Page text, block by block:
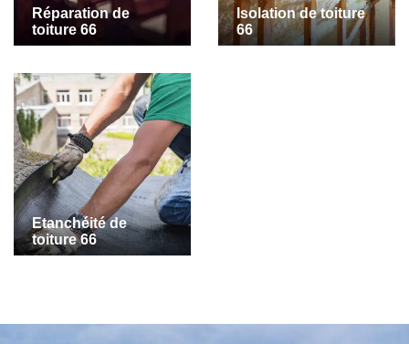
Réparation de
toiture 66
Isolation de toiture
66
Etanchéité de
toiture 66